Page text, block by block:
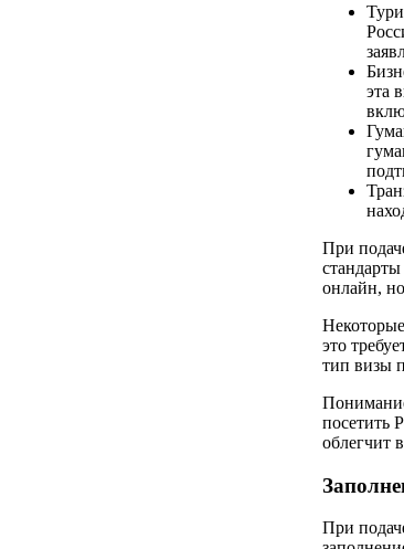
эта
При
онлайн,
это
тип визы
посетить
облегчит
При